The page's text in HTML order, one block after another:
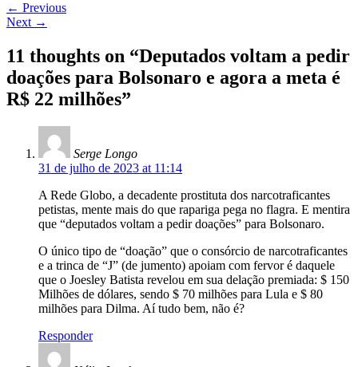
← Previous
Next →
11 thoughts on “Deputados voltam a pedir
doações para Bolsonaro e agora a meta é
R$ 22 milhões”
Serge Longo
31 de julho de 2023 at 11:14
A Rede Globo, a decadente prostituta dos narcotraficantes
petistas, mente mais do que rapariga pega no flagra. E mentira
que “deputados voltam a pedir doações” para Bolsonaro.
O único tipo de “doação” que o consórcio de narcotraficantes
e a trinca de “J” (de jumento) apoiam com fervor é daquele
que o Joesley Batista revelou em sua delação premiada: $ 150
Milhões de dólares, sendo $ 70 milhões para Lula e $ 80
milhões para Dilma. Aí tudo bem, não é?
Responder